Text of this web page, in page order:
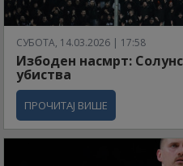
СУБОТА, 14.03.2026 | 17:58
Избоден насмрт:
убиства
ПРОЧИТАЈ ВИШЕ